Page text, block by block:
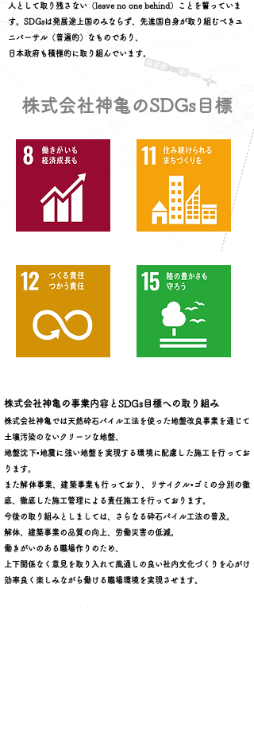
人として取り残さない（leave no one behind）ことを誓っていま
す。SDGsは発展途上国のみならず、先進国自身が取り組むべきユ
ニバーサル（普遍的）なものであり、
日本政府も積極的に取り組んでいます。
株式会社神亀のSDGs目標
株式会社神亀の事業内容とSDGs目標への取り組み
株式会社神亀では天然砕石パイル工法を使った地盤改良事業を通じて
土壌汚染のないクリーンな地盤、
地盤沈下•地震に強い地盤を実現する環境に配慮した施工を行ってお
ります。
また解体事業、建築事業も行っており、リサイクル•ゴミの分別の徹
底、徹底した施工管理による責任施工を行っております。
今後の取り組みとしましては、
さらなる砕石パイル工法の普及。
解体、建築事業の品質の向上、労働災害の低減。
働きがいのある職場作りのため、
上下関係なく意見を取り入れて風通しの良い社内文化づくりを心がけ
効率良く楽しみながら働ける職場環境を実現させます。